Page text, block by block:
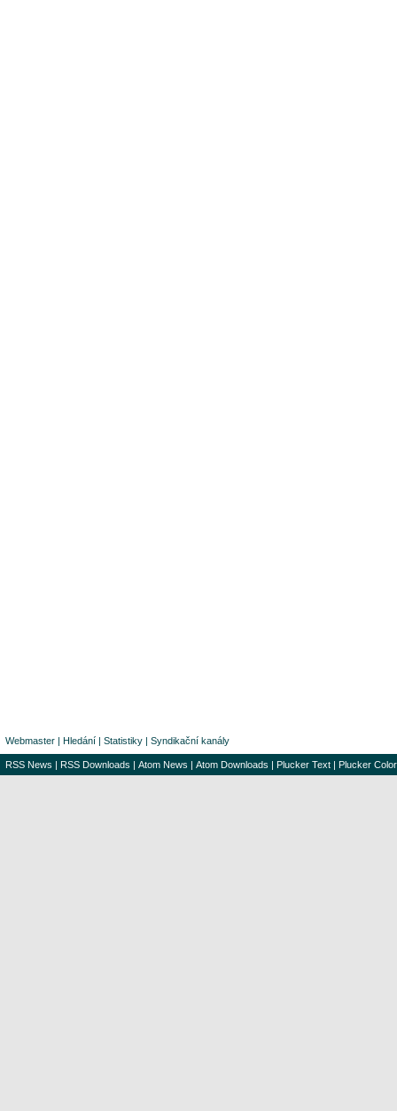
Webmaster | Hledání | Statistiky | Syndikační kanály
RSS News | RSS Downloads | Atom News | Atom Downloads | Plucker Text | Plucker Color